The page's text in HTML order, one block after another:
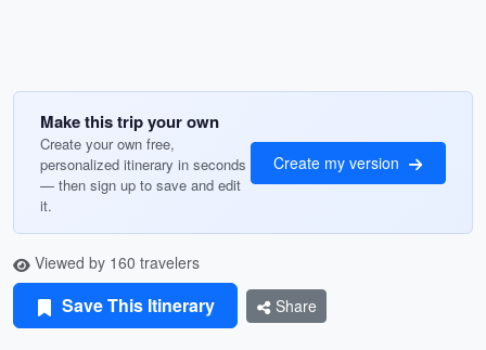
Make this trip your own
Create your own free,
personalized itinerary in seconds
— then sign up to save and edit
it.
Create my version
Viewed by 160 travelers
Save This Itinerary Share